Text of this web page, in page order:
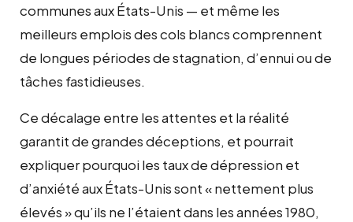
communes aux États-Unis — et même les
meilleurs emplois des cols blancs comprennent
de longues périodes de stagnation, d’ennui ou de
tâches fastidieuses.
Ce décalage entre les attentes et la réalité
garantit de grandes déceptions, et pourrait
expliquer pourquoi les taux de dépression et
d’anxiété aux États-Unis sont « nettement plus
élevés » qu’ils ne l’étaient dans les années 1980,